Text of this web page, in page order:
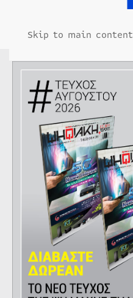
Skip to main content